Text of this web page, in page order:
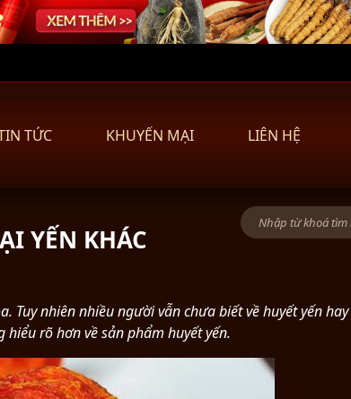
TỨC KHUYẾN MẠI LIÊN HỆ
YẾN KHÁC
Tuy nhiên nhiều người vẫn chưa biết về huyết yến hay
rõ hơn về sản phẩm huyết yến.